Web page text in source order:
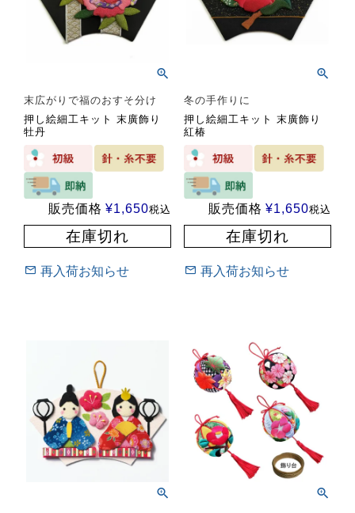
末広がりで福のおすそ分け
押し絵細工キット 末廣飾り
牡丹
販売価格 ¥1,650税込
在庫切れ
再入荷お知らせ
冬の手作りに
押し絵細工キット 末廣飾り
紅椿
販売価格 ¥1,650税込
在庫切れ
再入荷お知らせ